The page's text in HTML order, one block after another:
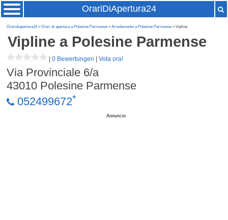
OrariDiApertura24
Oraridiapertura24»Orari di apertura a Polesine Parmense »Arredamento a Polesine Parmense » Vipline
Vipline a Polesine Parmense
|0 Bewertungen |Vota ora!
Via Provinciale 6/a
43010 Polesine Parmense
052499672*
Annuncio